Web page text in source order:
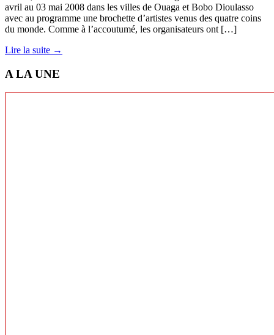
avril au 03 mai 2008 dans les villes de Ouaga et Bobo Dioulasso
avec au programme une brochette d’artistes venus des quatre coins
du monde. Comme à l’accoutumé, les organisateurs ont […]
Lire la suite →
A LA UNE